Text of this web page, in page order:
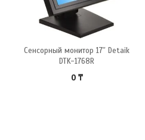
Сенсорный монитор 17″ Detaik
DTK-1768R
0 ₸